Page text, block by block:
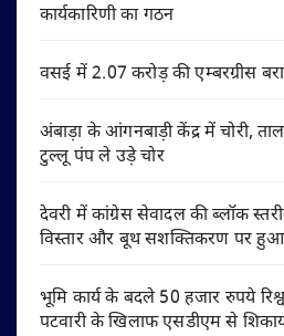
कार्यकारिणी का गठन
वसई में 2.07 करोड़ की एम्बरग्रीस
अंबाड़ा के आंगनबाड़ी केंद्र में चोरी,
टुल्लू पंप ले उड़े चोर
देवरी में कांग्रेस सेवादल की ब्लॉक
विस्तार और बूथ सशक्तिकरण पर
भूमि कार्य के बदले 50 हजार रुपये
पटवारी के खिलाफ एसडीएम से